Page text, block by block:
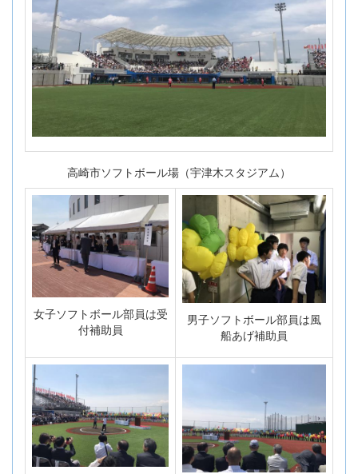
高崎市ソフトボール場（宇津木スタジアム）
女子ソフトボール部員は受
付補助員
男子ソフトボール部員は風
船あげ補助員